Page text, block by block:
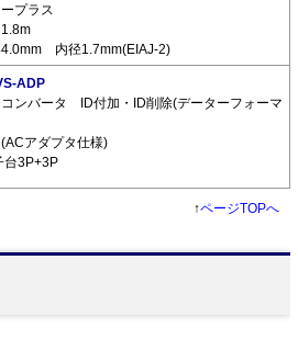
プラス
1.8m
4.0mm 内径1.7mm(EIAJ-2)
ADP
ンバータ ID付加・ID削除(データーフォーマ
(ACアダプタ仕様)
3P+3P
↑ページTOPへ